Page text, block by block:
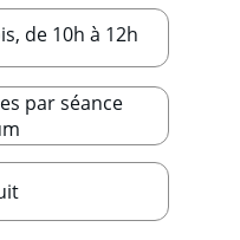
de 10h à 12h
par séance